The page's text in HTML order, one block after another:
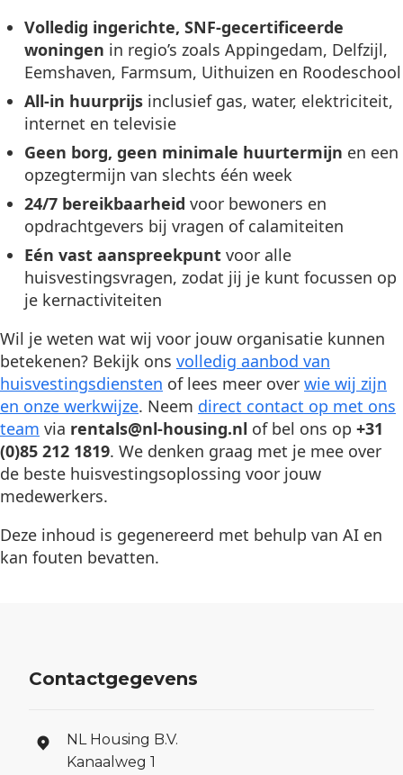
Volledig ingerichte, SNF-gecertificeerde
woningen in regio’s zoals Appingedam, Delfzijl,
Eemshaven, Farmsum, Uithuizen en Roodeschool
All-in huurprijs inclusief gas, water, elektriciteit,
internet en televisie
Geen borg, geen minimale huurtermijn en een
opzegtermijn van slechts één week
24/7 bereikbaarheid voor bewoners en
opdrachtgevers bij vragen of calamiteiten
Eén vast aanspreekpunt voor alle
huisvestingsvragen, zodat jij je kunt focussen op
je kernactiviteiten
Wil je weten wat wij voor jouw organisatie kunnen
betekenen? Bekijk ons volledig aanbod van
huisvestingsdiensten of lees meer over wie wij zijn
en onze werkwijze. Neem direct contact op met ons
team via rentals@nl-housing.nl of bel ons op +31
(0)85 212 1819. We denken graag met je mee over
de beste huisvestingsoplossing voor jouw
medewerkers.
Deze inhoud is gegenereerd met behulp van AI en
kan fouten bevatten.
Contactgegevens
NL Housing B.V.
Kanaalweg 1